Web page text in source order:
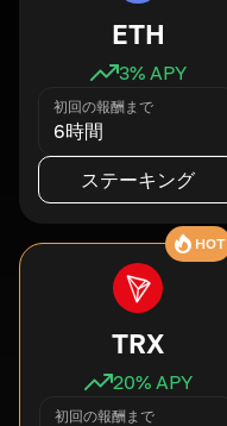
ETH
3% APY
初回の報酬まで
6時間
ステーキング
HOT
TRX
20% APY
初回の報酬まで